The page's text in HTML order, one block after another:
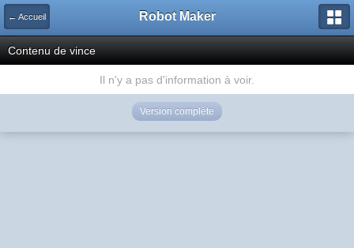
← Accueil Robot Maker
Contenu de vince
Il n'y a pas d'information à voir.
Version complète